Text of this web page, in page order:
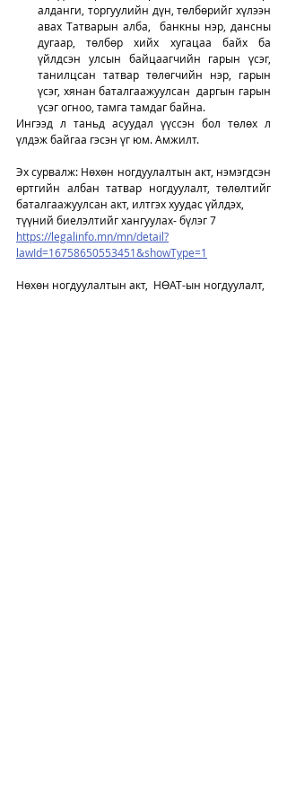
алданги, торгуулийн дүн, төлбөрийг хүлээн
авах Татварын алба,  банкны нэр, дансны
дугаар, төлбөр хийх хугацаа байх ба
үйлдсэн улсын байцаагчийн гарын үсэг,
танилцсан татвар төлөгчийн нэр, гарын
үсэг, хянан баталгаажуулсан  даргын гарын
үсэг огноо, тамга тамдаг байна.
Ингээд л таньд асуудал үүссэн бол төлөх л
үлдэж байгаа гэсэн үг юм. Амжилт.
Эх сурвалж: Нөхөн ногдуулалтын акт, нэмэгдсэн
өртгийн албан татвар ногдуулалт, төлөлтийг
баталгаажуулсан акт, илтгэх хуудас үйлдэх,
түүний биелэлтийг хангуулах- бүлэг 7
https://legalinfo.mn/mn/detail?
lawId=16758650553451&showType=1
Нөхөн ногдуулалтын акт,  НӨАТ-ын ногдуулалт,